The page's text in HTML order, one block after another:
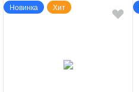
Новинка Хит